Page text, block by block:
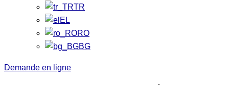
TR
EL
RO
BG
Demande en ligne